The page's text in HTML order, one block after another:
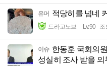
유머 적당히를 넘네
드라고노브 Lv.90 조
이슈 한동훈 국회의
성실히 조사 받을